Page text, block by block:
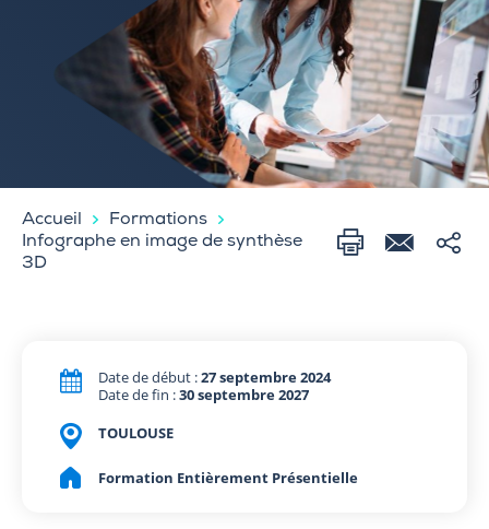
Accueil
Formations
Infographe en image de synthèse
3D
Date de début :27 septembre 2024
Date de fin :30 septembre 2027
TOULOUSE
Formation Entièrement Présentielle